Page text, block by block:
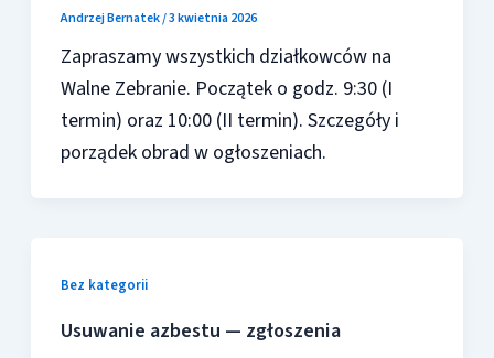
Andrzej Bernatek/3 kwietnia 2026
Zapraszamy wszystkich działkowców na
Walne Zebranie. Początek o godz. 9:30 (I
termin) oraz 10:00 (II termin). Szczegóły i
porządek obrad w ogłoszeniach.
Bez kategorii
Usuwanie azbestu — zgłoszenia